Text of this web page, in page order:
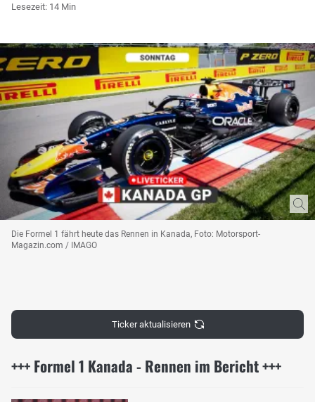
Lesezeit: 14 Min
Die Formel 1 fährt heute das Rennen in Kanada, Foto: Motorsport-
Magazin.com / IMAGO
Ticker aktualisieren
+++ Formel 1 Kanada - Rennen im Bericht +++